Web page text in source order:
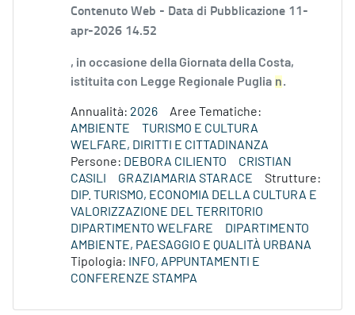
Contenuto Web - Data di Pubblicazione 11-
apr-2026 14.52
, in occasione della Giornata della Costa,
istituita con Legge Regionale Puglia n.
Annualità: 2026
Aree Tematiche:
AMBIENTE
TURISMO E CULTURA
WELFARE, DIRITTI E CITTADINANZA
Persone: DEBORA CILIENTO
CRISTIAN
CASILI
GRAZIAMARIA STARACE
Strutture:
DIP. TURISMO, ECONOMIA DELLA CULTURA E
VALORIZZAZIONE DEL TERRITORIO
DIPARTIMENTO WELFARE
DIPARTIMENTO
AMBIENTE, PAESAGGIO E QUALITÀ URBANA
Tipologia:
INFO, APPUNTAMENTI E
CONFERENZE STAMPA